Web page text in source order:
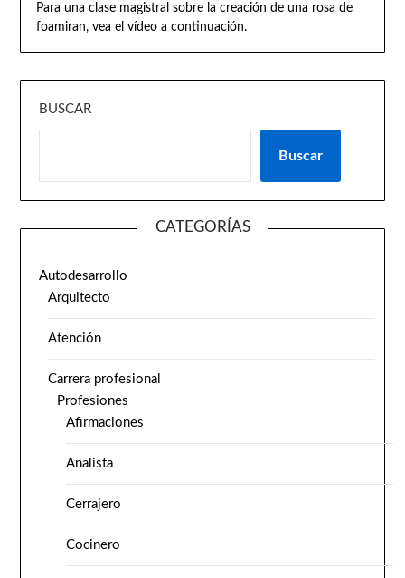
Para una clase magistral sobre la creación de una rosa de
foamiran, vea el vídeo a continuación.
BUSCAR
Buscar
CATEGORÍAS
Autodesarrollo
Arquitecto
Atención
Carrera profesional
Profesiones
Afirmaciones
Analista
Cerrajero
Cocinero